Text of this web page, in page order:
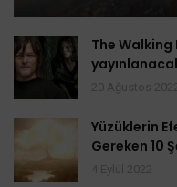
The Walking
Yüzüklerin
Gereken 10